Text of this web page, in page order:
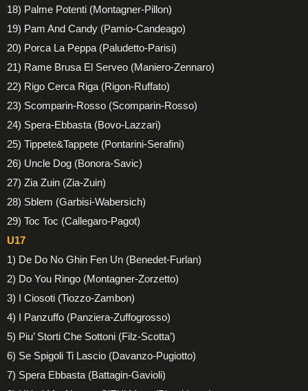
18) Palme Potenti (Montagner-Pillon)
19) Pam And Candy (Pamio-Candeago)
20) Porca La Peppa (Paludetto-Parisi)
21) Rame Brusa El Serveo (Maniero-Zennaro)
22) Rigo Cerca Riga (Rigon-Ruffato)
23) Scomparin-Rosso (Scomparin-Rosso)
24) Spera-Ebbasta (Bovo-Lazzari)
25) Tippete&Tappete (Pontarini-Serafini)
26) Uncle Dog (Bonora-Savic)
27) Zia Zuin (Zia-Zuin)
28) Sblem (Garbisi-Wabersich)
29) Toc Toc (Callegaro-Pagot)
U17
1) De Do No Ghin Fen Un (Benedet-Furlan)
2) Do You Ringo (Montagner-Zorzetto)
3) I Ciosoti (Tiozzo-Zambon)
4) I Panzuffo (Panziera-Zuffogrosso)
5) Piu’ Storti Che Sottoni (Filz-Scotta’)
6) Se Spigoli Ti Lascio (Davanzo-Pugiotto)
7) Spera Ebbasta (Battagin-Gavioli)